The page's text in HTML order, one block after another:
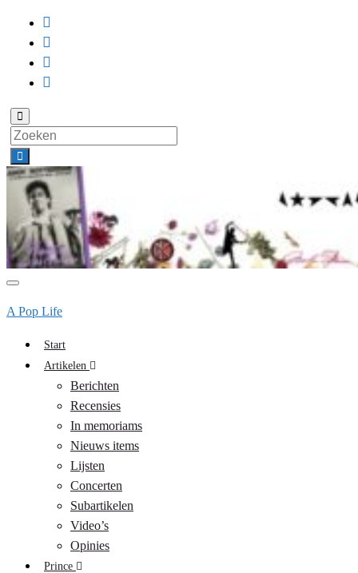
Toggle
zoekformulier
Search
for:
Toggle
A Pop Life
Start
Artikelen
Berichten
Recensies
In memoriams
Nieuws items
Lijsten
Concerten
Subartikelen
Video’s
Opinies
Prince